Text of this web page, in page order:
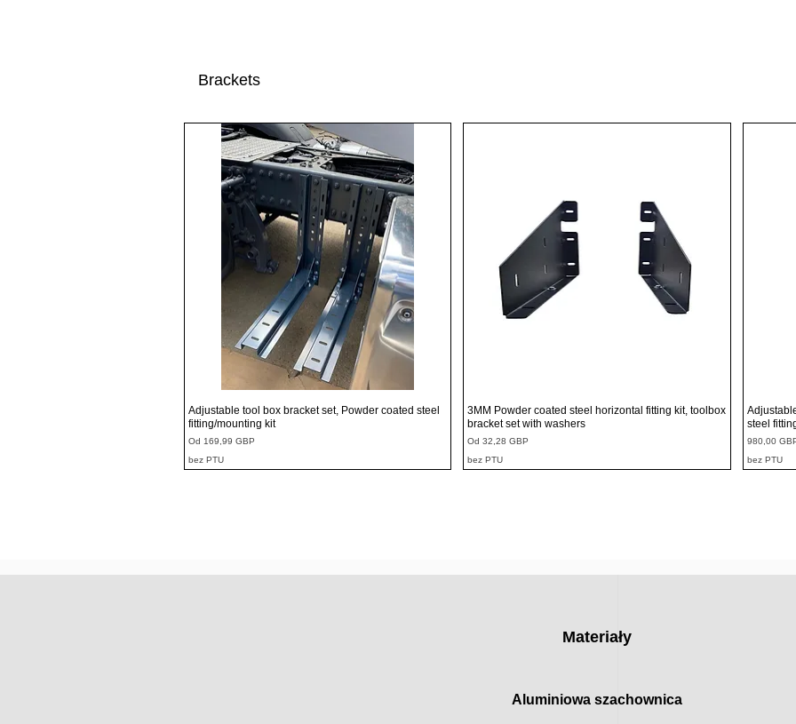
Brackets
Podgląd
Adjustable tool box bracket set, Powder coated steel
fitting/mounting kit
Od 169,99 GBP
Cena rabatowa
bez PTU
Podgląd
3MM Powder coated steel horizontal fitting kit, toolbox
bracket set with washers
Od32,28 GBP
Cena rabatowa
bez PTU
steel
Cena
980,00
bez PTU
Materiały
Aluminiowa szachownica